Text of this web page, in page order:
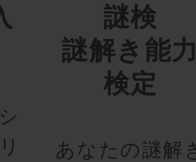
謎検
謎解き能
検定
あなたの謎解